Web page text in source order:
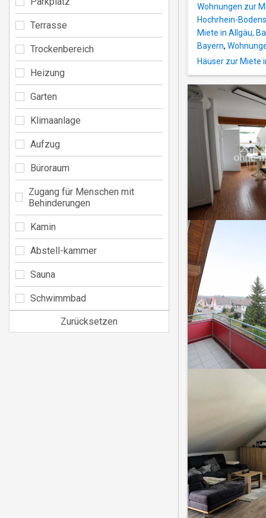
Wohnungen zur
Hochrhein-
Miete in Allgäu,
Bayern,
Häuser zur Miete
Terrasse
Trockenbereich
Heizung
Garten
Klimaanlage
Aufzug
Büroraum
Zugang für Menschen mit
Behinderungen
Kamin
Abstell-kammer
Sauna
Schwimmbad
Zurücksetzen